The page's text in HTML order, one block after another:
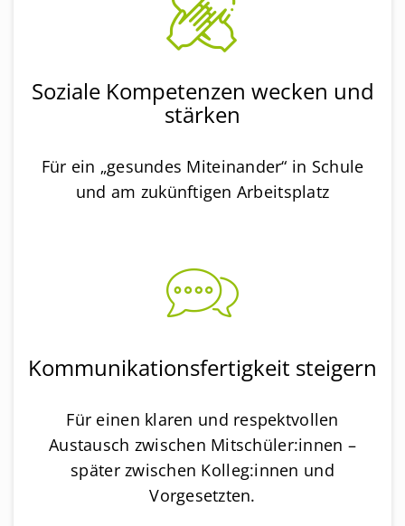
Soziale Kompetenzen wecken und
stärken
Für ein „gesundes Miteinander“ in Schule
und am zukünftigen Arbeitsplatz
Kommunikationsfertigkeit steigern
Für einen klaren und respektvollen
Austausch zwischen Mitschüler:innen –
später zwischen Kolleg:innen und
Vorgesetzten.